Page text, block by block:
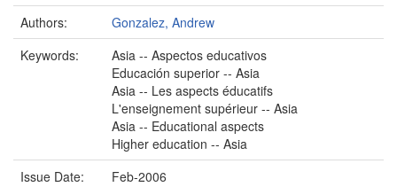
Authors:
Gonzalez, Andrew
Keywords:
Asia -- Aspectos educativos
Educación superior -- Asia
Asia -- Les aspects éducatifs
L'enseignement supérieur -- Asia
Asia -- Educational aspects
Higher education -- Asia
Issue Date:
Feb-2006